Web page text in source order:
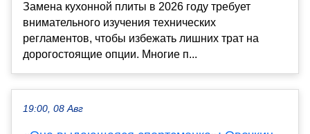
Замена кухонной плиты в 2026 году требует
внимательного изучения технических
регламентов, чтобы избежать лишних трат на
дорогостоящие опции. Многие п...
19:00, 08 Авг